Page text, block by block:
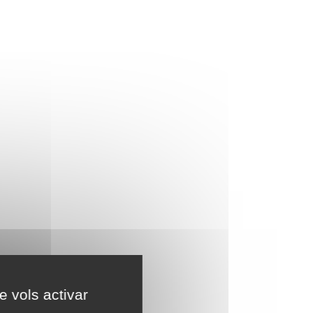
vols activar